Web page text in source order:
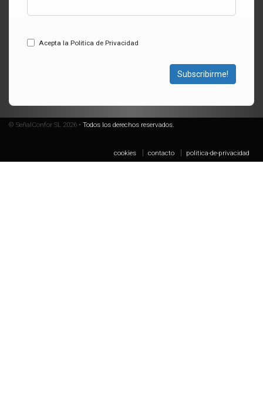
Acepta la Politica de Privacidad
Subscribirme!
© SeñalConfor SL 2026 • Todos los derechos reservados.
cookies contacto politica-de-privacidad